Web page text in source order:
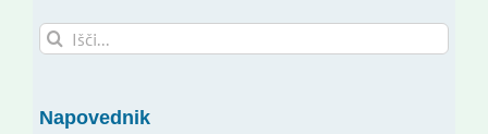
Search
for:
Napovednik